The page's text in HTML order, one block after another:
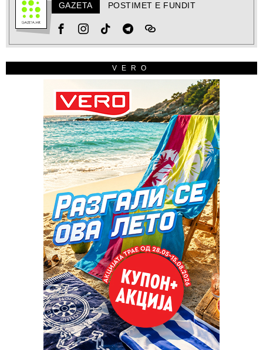
GAZETA POSTIMET E FUNDIT
VERO